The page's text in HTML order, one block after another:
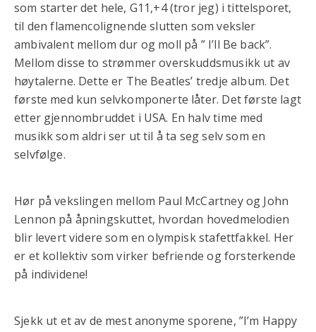
som starter det hele, G11,+4 (tror jeg) i tittelsporet,
til den flamencolignende slutten som veksler
ambivalent mellom dur og moll på ” I’ll Be back”.
Mellom disse to strømmer overskuddsmusikk ut av
høytalerne. Dette er The Beatles’ tredje album. Det
første med kun selvkomponerte låter. Det første lagt
etter gjennombruddet i USA. En halv time med
musikk som aldri ser ut til å ta seg selv som en
selvfølge.
Hør på vekslingen mellom Paul McCartney og John
Lennon på åpningskuttet, hvordan hovedmelodien
blir levert videre som en olympisk stafettfakkel. Her
er et kollektiv som virker befriende og forsterkende
på individene!
Sjekk ut et av de mest anonyme sporene, ”I’m Happy